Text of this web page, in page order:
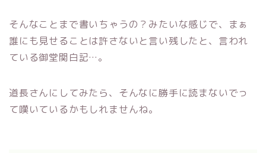
そんなことまで書いちゃうの？みたいな感じで、まぁ
誰にも見せることは許さないと言い残したと、言われ
ている御堂関白記…。
道長さんにしてみたら、そんなに勝手に読まないでっ
て嘆いているかもしれませんね。